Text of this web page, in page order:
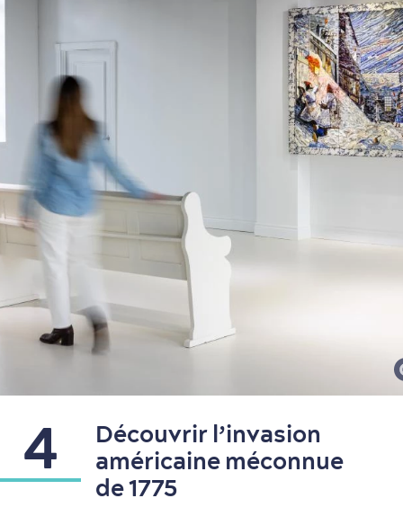
Saisons et climat
Culture animée
écoresponsable
4
Découvrir l’invasion
américaine méconnue
de 1775